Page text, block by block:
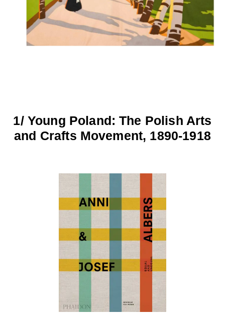
1/ Young Poland: The Polish Arts
and Crafts Movement, 1890-1918